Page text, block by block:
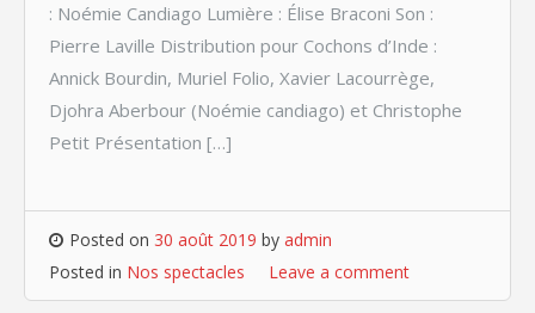
: Noémie Candiago Lumière : Élise Braconi Son :
Pierre Laville Distribution pour Cochons d’Inde :
Annick Bourdin, Muriel Folio, Xavier Lacourrège,
Djohra Aberbour (Noémie candiago) et Christophe
Petit Présentation […]
Posted on 30 août 2019 by admin
Posted in Nos spectacles Leave a comment